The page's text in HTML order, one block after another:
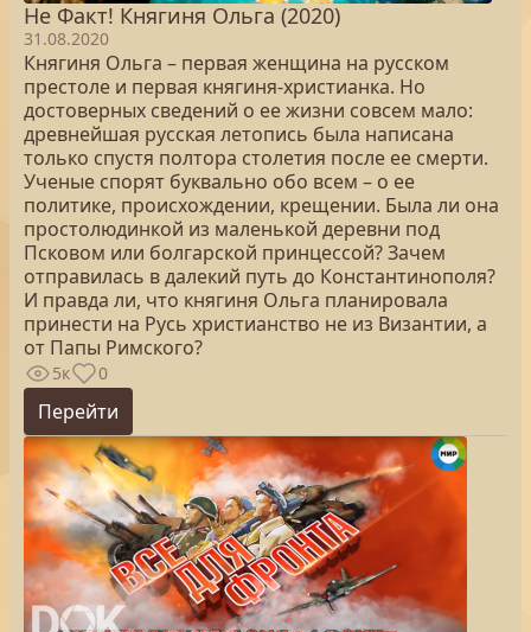
Не Факт! Княгиня Ольга (2020)
31.08.2020
Княгиня Ольга – первая женщина на русском
престоле и первая княгиня-христианка. Но
достоверных сведений о ее жизни совсем мало:
древнейшая русская летопись была написана
только спустя полтора столетия после ее смерти.
Ученые спорят буквально обо всем – о ее
политике, происхождении, крещении. Была ли она
простолюдинкой из маленькой деревни под
Псковом или болгарской принцессой? Зачем
отправилась в далекий путь до Константинополя?
И правда ли, что княгиня Ольга планировала
принести на Русь христианство не из Византии, а
от Папы Римского?
5к 0
Перейти